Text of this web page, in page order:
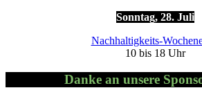
Sonn­tag, 28. Juli
Nach­hal­tig­keits-
10 bis 18 Uhr
Danke an unsere